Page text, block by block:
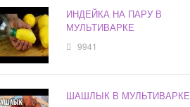
ИНДЕЙКА НА ПАРУ В
МУЛЬТИВАРКЕ
9941
ШАШЛЫК В МУЛЬТИВАРКЕ